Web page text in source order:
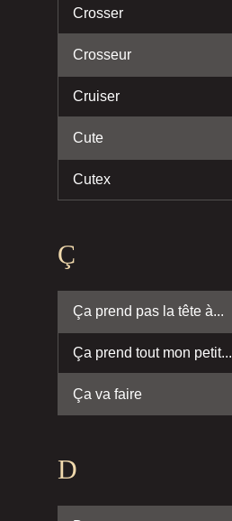
Crosser
Crosseur
Cruiser
Cute
Cutex
Ç
Ça prend pas la tête à...
Ça prend tout mon petit...
Ça va faire
D